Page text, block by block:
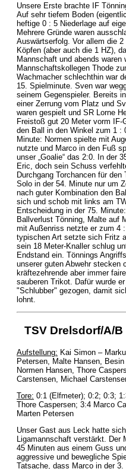
Unsere Erste brachte IF
Auf sehr tiefem Boden
heftige 0 : 5 Niederlage auf
Mehrere Gründe waren
Auswärtserfolg. Vor allem die
Köpfen (aber auch die 1 HZ),
Mannschaft und abends waren
Mannschaftskollegen Thode
Wachmacher schlechthin war
15. Spielminute. Sven war
seinem Gegenspieler. Bereits
einer Zerrung vom Platz und
waren gespielt und SR Lorne
Freistoß gut 20 Meter vorm
den Ball in den Winkel zum 1 :
Minute: Normen spielte mit
nutzte und Marco in den Fuß
unser „Goalie“ das 2:0. In der
Eric, doch sein Schuss
Durchgang Torchancen für
Solo in der 54. Minute nur um
nach guter Kombination den
sich und schob mit links am
Entscheidung in der 75.
Ballverlust Tönning, Malte auf
mit Außenriss netzte er zum 4
typischen Art setzte sich Fritz
sein 18 Meter-Knaller schlug
Endstand ein. Tönnings
unserer guten Abwehr stecken
kräftezehrende aber immer
sauberen Trikot. Dafür wurde
"Schlubber" gezogen, damit
lohnt.
TSV Drelsdorf/A/B
Aufstellung: Kai Simon –
Petersen, Malte Hansen,
Normen Hansen, Thore
Carstensen, Michael
Tore: 0:1 (Elfmeter); 0:2; 0:3;
Thore Caspersen; 3:4 Marco
Marten Petersen
Unser Gast aus Leck hatte
Ligamannschaft verstärkt. Der
45 Minuten aus einem Guss
aggressive und bewegliche
Tatsache, dass Marco in der